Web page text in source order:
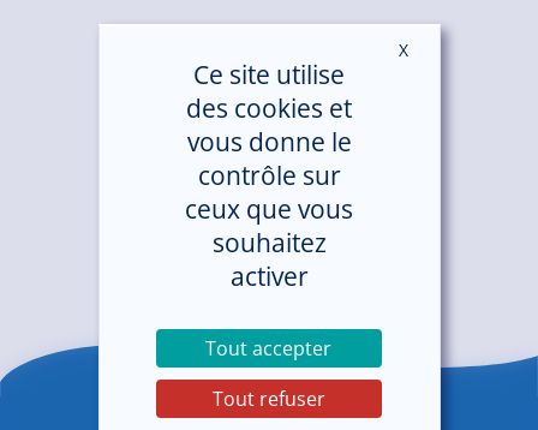
Ce site utilise
des cookies et
vous donne le
contrôle sur
ceux que vous
souhaitez
activer
Tout accepter
Tout refuser
XMasquer le